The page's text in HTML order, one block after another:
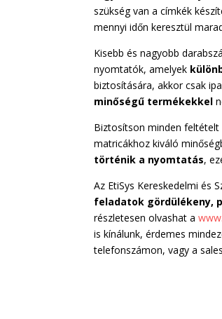
szükség van a címkék
mennyi időn keresztül
Kisebb és nagyobb
nyomtatók, amelyek
biztosítására, akkor csak
minőségű termékekkel
Biztosítson minden feltételt
matricákhoz kiváló
történik a nyomtatás,
Az EtiSys Kereskedelmi és
feladatok gördülékeny,
részletesen olvashat a
is kínálunk, érdemes
telefonszámon, vagy a